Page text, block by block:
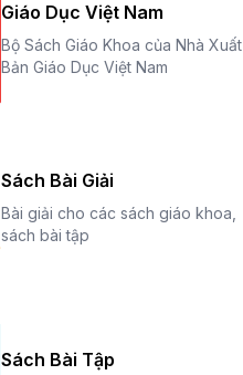
Giáo Dục Việt Nam
Bộ Sách Giáo Khoa của Nhà Xuất
Bản Giáo Dục Việt Nam
Sách Bài Giải
Bài giải cho các sách giáo khoa,
sách bài tập
Sách Bài Tập